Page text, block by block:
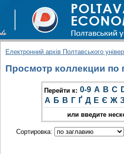
Електронний архів Полтавського
Просмотр коллекции по
Перейти к: 0-9 A B C
А Б В Г Ґ Д Е Є Ж
или введите
Сортировка: